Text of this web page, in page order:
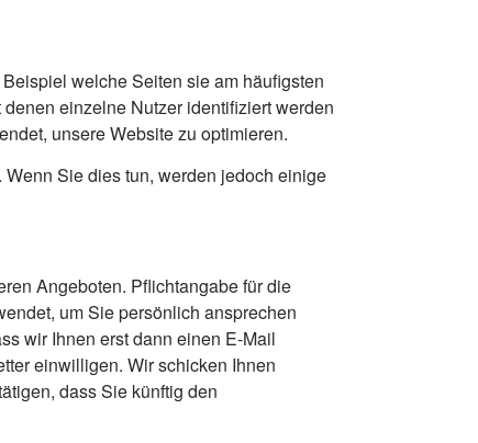
welche Seiten sie am häufigsten
einzelne Nutzer identifiziert werden
unsere Website zu optimieren.
Sie dies tun, werden jedoch einige
Angeboten. Pflichtangabe für die
um Sie persönlich ansprechen
wir Ihnen erst dann einen E-Mail
einwilligen. Wir schicken Ihnen
dass Sie künftig den